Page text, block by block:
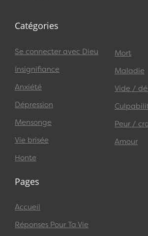
Catégories
Se connecter avec Dieu
Insignifiance
Anxiété
Dépression
Mensonge
Vie brisée
Honte
Mort
Maladie
Vide /
Peur /
Amour
Pages
Accueil
Réponses Pour Ta Vie